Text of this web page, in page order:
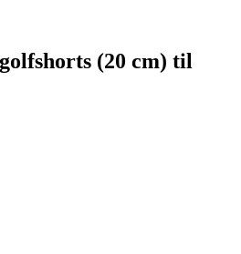
(20 cm) til